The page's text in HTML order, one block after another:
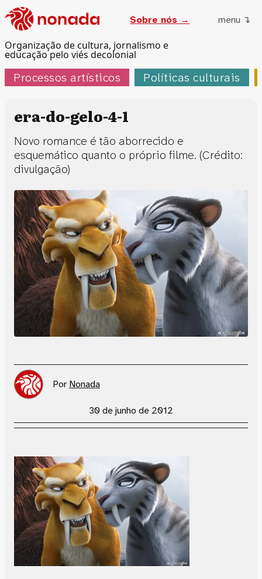
Organização de cultura, jornalismo e
educação pelo viés decolonial
Sobre nós → menu ↴
Processos artísticos Políticas culturais
era-do-gelo-4-1
Novo romance é tão aborrecido e
esquemático quanto o próprio filme. (Crédito:
divulgação)
Por Nonada
30 de junho de 2012